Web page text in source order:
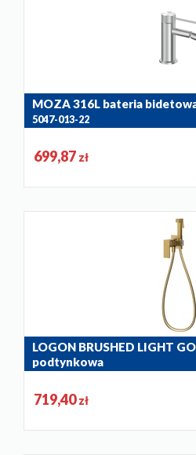
MOZA 316L bateria
5047-013-22
699,87 zł
LOGON BRUSHED LIGHT
podtynkowa
719,40zł